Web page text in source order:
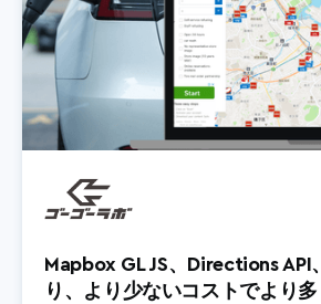
Mapbox GL JS、Directions API
り、より少ないコストでより